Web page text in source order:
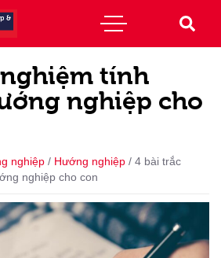
tính
nghiệp cho
nghiệp / Hướng nghiệp / 4 bài trắc
nghiệp cho con